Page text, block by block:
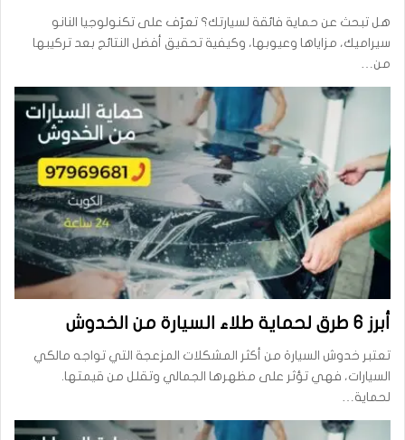
هل تبحث عن حماية فائقة لسيارتك؟ تعرّف على تكنولوجيا النانو
سيراميك، مزاياها وعيوبها، وكيفية تحقيق أفضل النتائج بعد تركيبها
من…
أبرز 6 طرق لحماية طلاء السيارة من الخدوش
تعتبر خدوش السيارة من أكثر المشكلات المزعجة التي تواجه مالكي
السيارات، فهي تؤثر على مظهرها الجمالي وتقلل من قيمتها.
لحماية…